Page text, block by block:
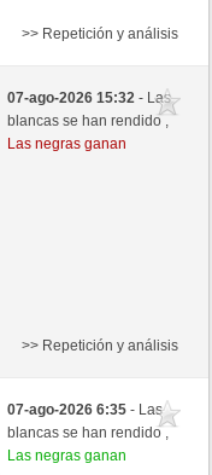
>> Repetición y análisis
07-ago-2026 15:32- Las
blancas se han rendido ,
Las negras ganan
>> Repetición y análisis
07-ago-2026 6:35- Las
blancas se han rendido ,
Las negras ganan